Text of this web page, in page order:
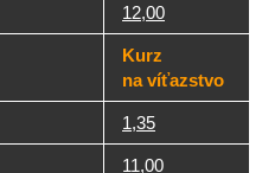
12,00
Kurz
na víťazstvo
1,35
11,00